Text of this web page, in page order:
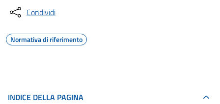
Condividi
Normativa di riferimento
INDICE DELLA PAGINA